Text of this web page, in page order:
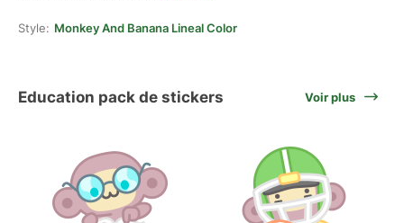
Style: Monkey And Banana Lineal Color
Education pack de stickers Voir plus